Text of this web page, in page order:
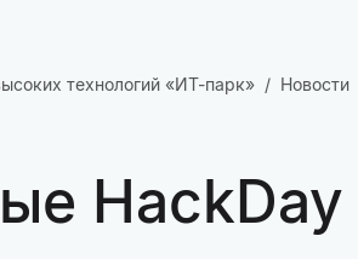
технологий «ИТ-парк» Новости